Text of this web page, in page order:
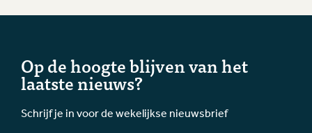
Op de hoogte blijven van het
laatste nieuws?
Schrijf je in voor de wekelijkse nieuwsbrief